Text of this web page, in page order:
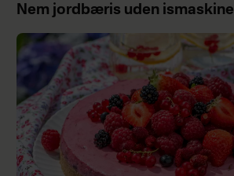
Nem jordbæris uden ismaskine